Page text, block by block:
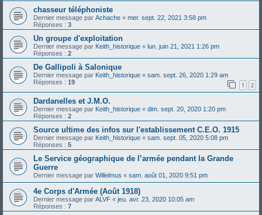
chasseur téléphoniste
Dernier message par Achache « mer. sept. 22, 2021 3:58 pm
Réponses : 3
Un groupe d'exploitation
Dernier message par Keith_historique « lun. juin 21, 2021 1:26 pm
Réponses : 2
De Gallipoli à Salonique
Dernier message par Keith_historique « sam. sept. 26, 2020 1:29 am
Réponses : 19 1 2
Dardanelles et J.M.O.
Dernier message par Keith_historique « dim. sept. 20, 2020 1:20 pm
Réponses : 2
Source ultime des infos sur l'establissement C.E.O. 1915
Dernier message par Keith_historique « sam. sept. 05, 2020 5:08 pm
Réponses : 5
Le Service géographique de l’armée pendant la Grande
Guerre
Dernier message par Willelmus « sam. août 01, 2020 9:51 pm
4e Corps d'Armée (Août 1918)
Dernier message par ALVF « jeu. avr. 23, 2020 10:05 am
Réponses : 7